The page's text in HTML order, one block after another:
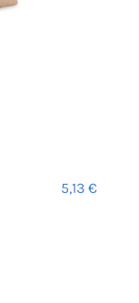
5,13€